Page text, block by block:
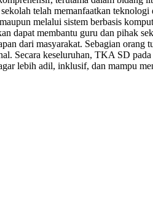
telah memanfaatkan
melalui sistem berbasis
dapat membantu guru dan pihak
dari masyarakat. Sebagian orang
Secara keseluruhan, TKA SD
lebih adil, inklusif, dan mampu